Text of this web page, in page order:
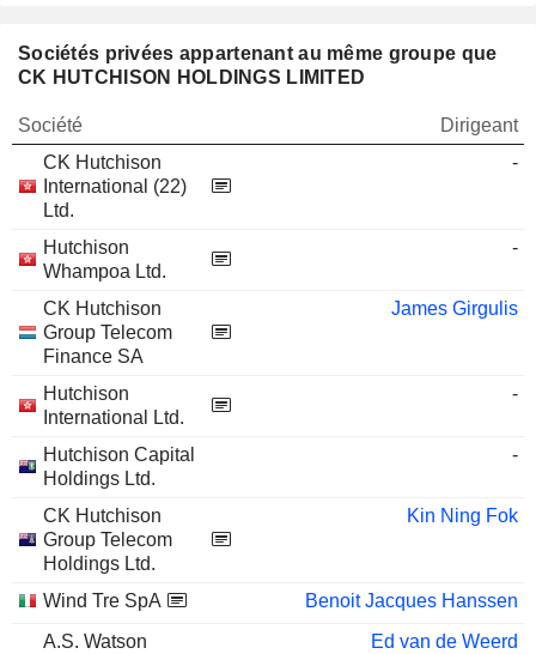
Sociétés privées appartenant au même groupe que
CK HUTCHISON HOLDINGS LIMITED
Société
Dirigeant
CK Hutchison
International (22)
Ltd.
-
Hutchison
Whampoa Ltd.
-
CK Hutchison
Group Telecom
Finance SA
James Girgulis
Hutchison
International Ltd.
-
Hutchison Capital
Holdings Ltd.
-
CK Hutchison
Group Telecom
Holdings Ltd.
Kin Ning Fok
Wind Tre SpA
Benoit Jacques Hanssen
A.S. Watson
Ed van de Weerd